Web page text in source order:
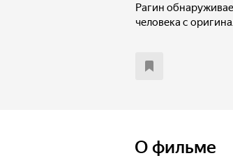
Рагин
человека с
решать, где та
О фильме